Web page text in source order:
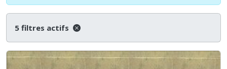
5 filtres actifs